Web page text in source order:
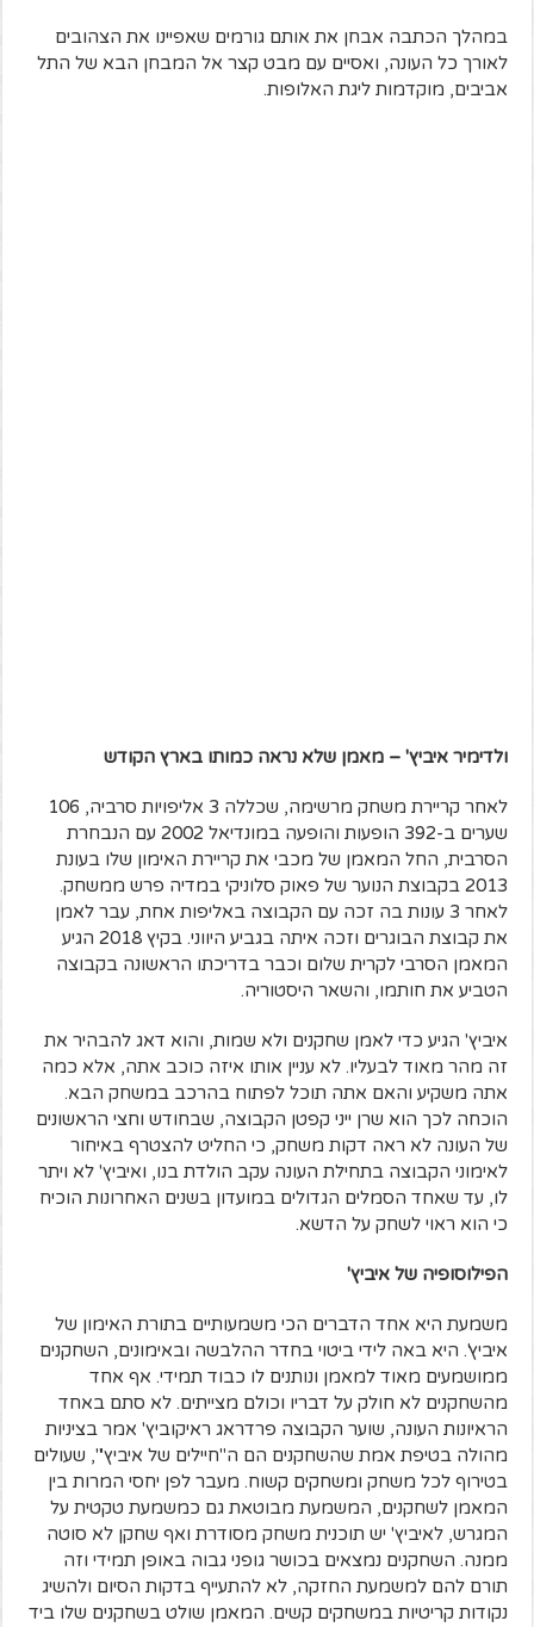
במהלך הכתבה אבחן את אותם גורמים שאפיינו את הצהובים
לאורך כל העונה, ואסיים עם מבט קצר אל המבחן הבא של התל
אביבים, מוקדמות ליגת האלופות.
ולדימיר איביץ' – מאמן שלא נראה כמותו בארץ הקודש
לאחר קריירת משחק מרשימה, שכללה 3 אליפויות סרביה, 106
שערים ב-392 הופעות והופעה במונדיאל 2002 עם הנבחרת
הסרבית, החל המאמן של מכבי את קריירת האימון שלו בעונת
2013 בקבוצת הנוער של פאוק סלוניקי במדיה פרש ממשחק.
לאחר 3 עונות בה זכה עם הקבוצה באליפות אחת, עבר לאמן
את קבוצת הבוגרים וזכה איתה בגביע היווני. בקיץ 2018 הגיע
המאמן הסרבי לקרית שלום וכבר בדריכתו הראשונה בקבוצה
הטביע את חותמו, והשאר היסטוריה.
איביץ' הגיע כדי לאמן שחקנים ולא שמות, והוא דאג להבהיר את
זה מהר מאוד לבעליו. לא עניין אותו איזה כוכב אתה, אלא כמה
אתה משקיע והאם אתה תוכל לפתוח בהרכב במשחק הבא.
הוכחה לכך הוא שרן ייני קפטן הקבוצה, שבחודש וחצי הראשונים
של העונה לא ראה דקות משחק, כי החליט להצטרף באיחור
לאימוני הקבוצה בתחילת העונה עקב הולדת בנו, ואיביץ' לא ויתר
לו, עד שאחד הסמלים הגדולים במועדון בשנים האחרונות הוכיח
כי הוא ראוי לשחק על הדשא.
הפילוסופיה של איביץ'
משמעת היא אחד הדברים הכי משמעותיים בתורת האימון של
איביץ'. היא באה לידי ביטוי בחדר ההלבשה ובאימונים, השחקנים
ממושמעים מאוד למאמן ונותנים לו כבוד תמידי. אף אחד
מהשחקנים לא חולק על דבריו וכולם מצייתים. לא סתם באחד
הראיונות העונה, שוער הקבוצה פרדראג ראיקוביץ' אמר בציניות
מהולה בטיפת אמת שהשחקנים הם ה"חיילים של איביץ'", שעולים
בטירוף לכל משחק ומשחקים קשוח. מעבר לפן יחסי המרות בין
המאמן לשחקנים, המשמעת מבוטאת גם כמשמעת טקטית על
המגרש, לאיביץ' יש תוכנית משחק מסודרת ואף שחקן לא סוטה
ממנה. השחקנים נמצאים בכושר גופני גבוה באופן תמידי וזה
תורם להם למשמעת החזקה, לא להתעייף בדקות הסיום ולהשיג
נקודות קריטיות במשחקים קשים. המאמן שולט בשחקנים שלו ביד